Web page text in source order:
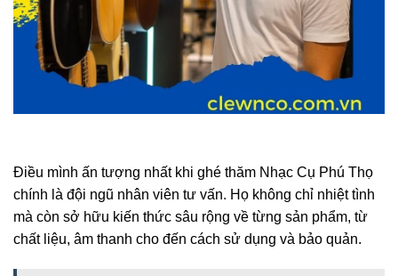
Điều mình ấn tượng nhất khi ghé thăm Nhạc Cụ Phú Thọ
chính là đội ngũ nhân viên tư vấn. Họ không chỉ nhiệt tình
mà còn sở hữu kiến thức sâu rộng về từng sản phẩm, từ
chất liệu, âm thanh cho đến cách sử dụng và bảo quản.